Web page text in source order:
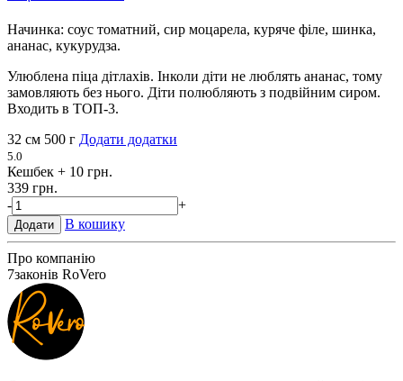
Начинка: соус томатний, сир моцарела, куряче філе, шинка,
ананас, кукурудза.
Улюблена піца дітлахів. Інколи діти не люблять ананас, тому
замовляють без нього. Діти полюбляють з подвійним сиром.
Входить в ТОП-3.
32 см 500 г Додати додатки
5.0
Кешбек + 10 грн.
339 грн.
-
+
Додати В кошику
Про компанію
7законів RoVero